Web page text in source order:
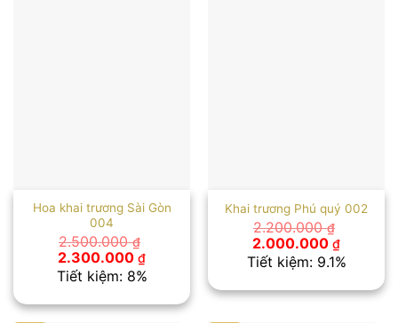
Hoa khai trương Sài Gòn
004
2.500.000₫
Giá
gốc
là:
2.300.000 ₫Giá
hiện
tại
2.300.000 ₫.
Tiết kiệm: 8%
Khai trương Phú quý 002
2.200.000₫
Giá
gốc
là:
2.000.000 ₫Giá
hiện
tại
Tiết kiệm: 9.1%